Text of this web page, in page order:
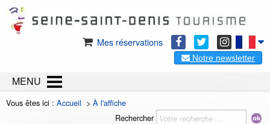
Mes réservations
Notre newsletter
MENU
Vous êtes ici : Accueil > À l'affiche
Rechercher